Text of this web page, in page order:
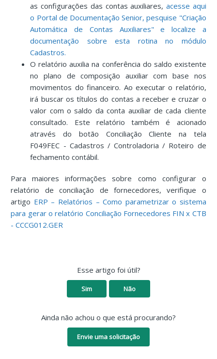
as configurações das contas auxiliares, acesse aqui
o Portal de Documentação Senior, pesquise "Criação
Automática de Contas Auxiliares" e localize a
documentação sobre esta rotina no módulo
Cadastros.
O relatório auxilia na conferência do saldo existente
no plano de composição auxiliar com base nos
movimentos do financeiro. Ao executar o relatório,
irá buscar os títulos do contas a receber e cruzar o
valor com o saldo da conta auxiliar de cada cliente
consultado. Este relatório também é acionado
através do botão Conciliação Cliente na tela
F049FEC - Cadastros / Controladoria / Roteiro de
fechamento contábil.
Para maiores informações sobre como configurar o
relatório de conciliação de fornecedores, verifique o
artigo ERP – Relatórios – Como parametrizar o sistema
para gerar o relatório Conciliação Fornecedores FIN x CTB
- CCCG012.GER
Esse artigo foi útil?
Sim Não
Ainda não achou o que está procurando?
Envie uma solicitação